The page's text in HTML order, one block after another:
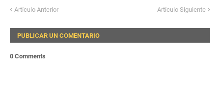
Artículo Anterior Artículo Siguiente
PUBLICAR UN COMENTARIO
0 Comments